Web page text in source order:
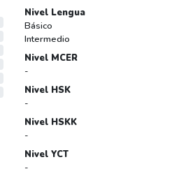
Nivel Lengua
Básico
Intermedio
Nivel MCER
-
Nivel HSK
-
Nivel HSKK
-
Nivel YCT
-